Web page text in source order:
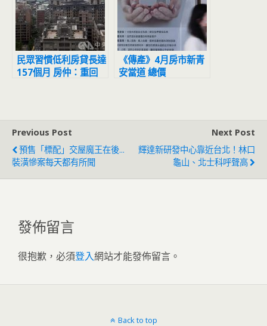
民眾習慣低利房貸長達
157個月 房仲：重回
《傳產》4月房市新青
安當道 總價
Previous Post
預售「標配」交屋魔王在後...
裝潢慘案每天都有所聞
Next Post
輝達新研發中心靠近台北！林口
龜山、北士科呼聲高
發佈留言
很抱歉，必須登入網站才能發佈留言。
Back to top